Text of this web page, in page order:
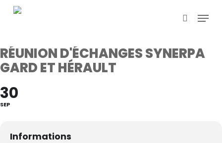
Skip
search
Menu
RÉUNION D'ÉCHANGES SYNERPA
GARD ET HÉRAULT
30
SEP
Informations